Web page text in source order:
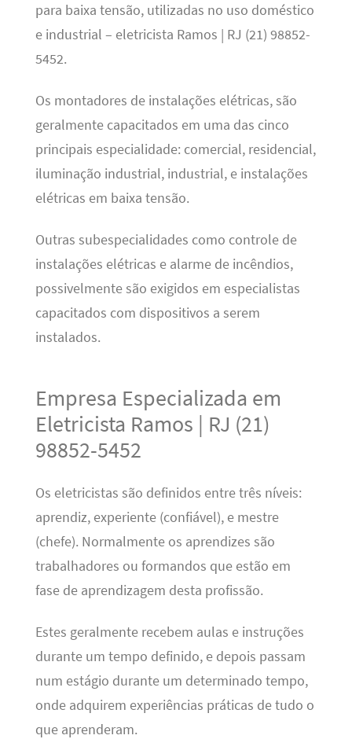
para baixa tensão, utilizadas no uso doméstico
e industrial – eletricista Ramos | RJ (21) 98852-
5452.
Os montadores de instalações elétricas, são
geralmente capacitados em uma das cinco
principais especialidade: comercial, residencial,
iluminação industrial, industrial, e instalações
elétricas em baixa tensão.
Outras subespecialidades como controle de
instalações elétricas e alarme de incêndios,
possivelmente são exigidos em especialistas
capacitados com dispositivos a serem
instalados.
Empresa Especializada em
Eletricista Ramos | RJ (21)
98852-5452
Os eletricistas são definidos entre três níveis:
aprendiz, experiente (confiável), e mestre
(chefe). Normalmente os aprendizes são
trabalhadores ou formandos que estão em
fase de aprendizagem desta profissão.
Estes geralmente recebem aulas e instruções
durante um tempo definido, e depois passam
num estágio durante um determinado tempo,
onde adquirem experiências práticas de tudo o
que aprenderam.